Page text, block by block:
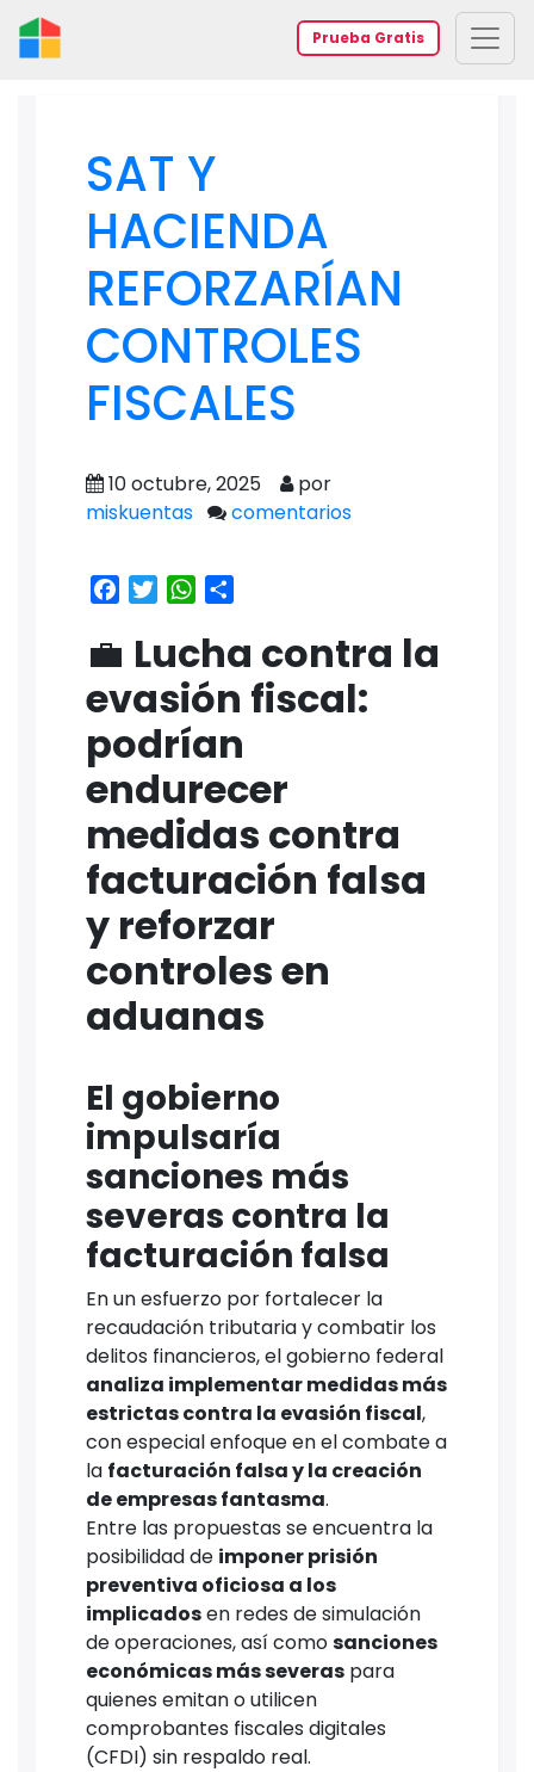
Prueba Gratis
SAT Y
HACIENDA
REFORZARÍAN
CONTROLES
FISCALES
10 octubre, 2025
por
miskuentas
comentarios
Facebook
TwitterWhatsApp
💼 Lucha contra la
evasión fiscal:
podrían
endurecer
medidas contra
facturación falsa
y reforzar
controles en
aduanas
El gobierno
impulsaría
sanciones más
severas contra la
facturación falsa
En un esfuerzo por fortalecer la
recaudación tributaria y combatir los
delitos financieros, el gobierno federal
analiza implementar medidas más
estrictas contra la evasión fiscal,
con especial enfoque en el combate a
la facturación falsa y la creación
de empresas fantasma.
Entre las propuestas se encuentra la
posibilidad de imponer prisión
preventiva oficiosa a los
implicadosen redes de simulación
de operaciones, así comosanciones
económicas más severas para
quienes emitan o utilicen
comprobantes fiscales digitales
(CFDI) sin respaldo real.